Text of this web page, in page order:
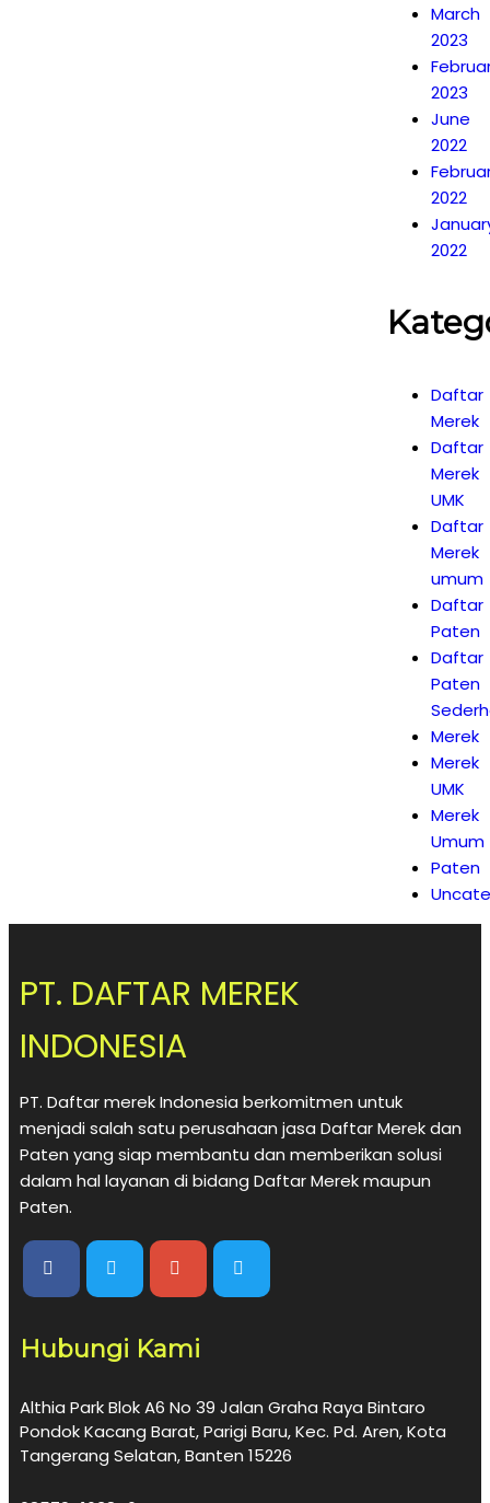
March
2023
2023
June
2022
2022
2022
Daftar
Merek
Daftar
Merek
UMK
Daftar
Merek
umum
Daftar
Paten
Daftar
Paten
Merek
Merek
UMK
Merek
Umum
Paten
PT. DAFTAR MEREK
INDONESIA
PT. Daftar merek Indonesia berkomitmen untuk
menjadi salah satu perusahaan jasa Daftar Merek dan
Paten yang siap membantu dan memberikan solusi
dalam hal layanan di bidang Daftar Merek maupun
Paten.
Hubungi Kami
Althia Park Blok A6 No 39 Jalan Graha Raya Bintaro
Pondok Kacang Barat, Parigi Baru, Kec. Pd. Aren, Kota
Tangerang Selatan, Banten 15226